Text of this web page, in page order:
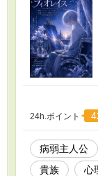
24h.ポイント
病弱主人公
貴族
心